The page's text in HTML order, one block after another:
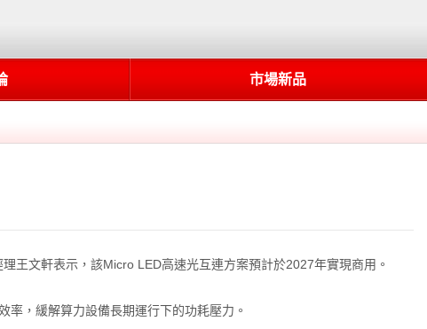
市場新品
王文軒表示，該Micro LED高速光互連方案預計於2027年實現商用。
，緩解算力設備長期運行下的功耗壓力。